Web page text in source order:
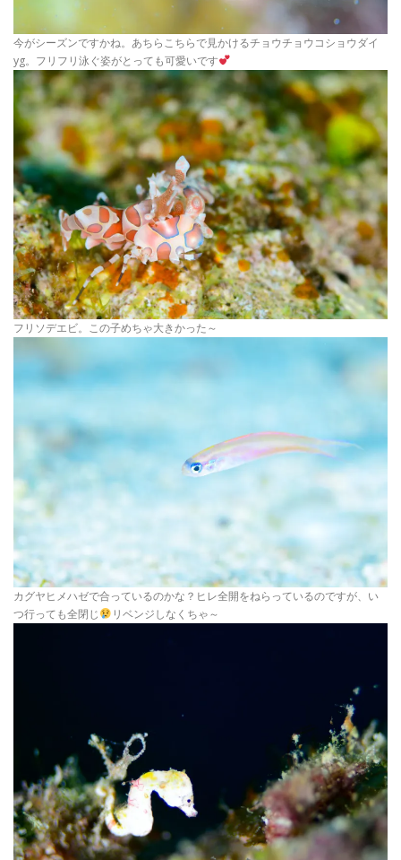
今がシーズンですかね。あちらこちらで見かけるチョウチョウコショウダイ
yg。フリフリ泳ぐ姿がとっても可愛いです
フリソデエビ。この子めちゃ大きかった～
カグヤヒメハゼで合っているのかな？ヒレ全開をねらっているのですが、い
つ行っても全閉じ
リベンジしなくちゃ～